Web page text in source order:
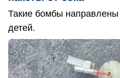
Такие бомбы
детей.